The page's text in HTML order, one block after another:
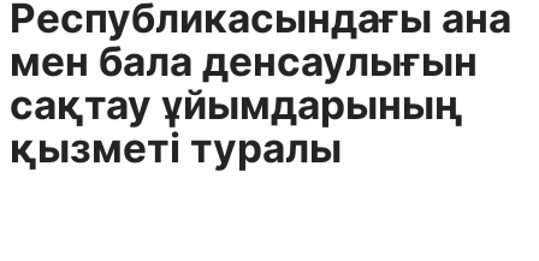
Республикасындағы ана
мен бала денсаулығын
сақтау ұйымдарының
қызметі туралы